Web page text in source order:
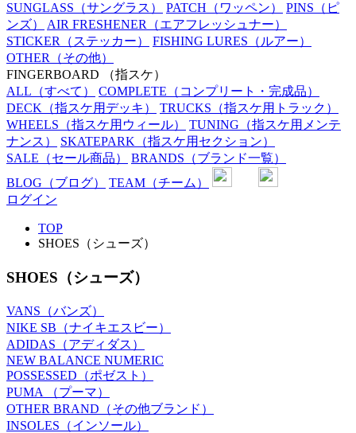
SUNGLASS （サングラス） PATCH （ワッペン） PINS （ピ
ンズ）
AIR FRESHENER （エアフレッシュナー）
STICKER （ステッカー） FISHING LURES （ルアー）
OTHER （その他）
FINGERBOARD
（指スケ）
ALL （すべて） COMPLETE （コンプリート・完成品）
DECK （指スケ用デッキ） TRUCKS （指スケ用トラック）
WHEELS （指スケ用ウィール） TUNING （指スケ用メンテ
ナンス）
SKATEPARK （指スケ用セクション）
SALE （セール商品） BRANDS （ブランド一覧）
BLOG （ブログ） TEAM （チーム）
ログイン
TOP
SHOES（シューズ）
SHOES（シューズ）
VANS（バンズ）
NIKE SB（ナイキエスビー）
ADIDAS（アディダス）
NEW BALANCE NUMERIC
POSSESSED（ポゼスト）
PUMA （プーマ）
OTHER BRAND（その他ブランド）
INSOLES（インソール）